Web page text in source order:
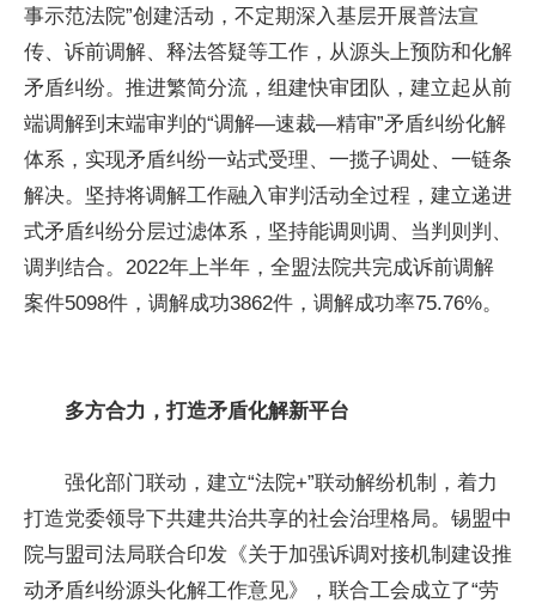
事示范法院”创建活动，不定期深入基层开展普法宣
传、诉前调解、释法答疑等工作，从源头上预防和化解
矛盾纠纷。推进繁简分流，组建快审团队，建立起从前
端调解到末端审判的“调解—速裁—精审”矛盾纠纷化解
体系，实现矛盾纠纷一站式受理、一揽子调处、一链条
解决。坚持将调解工作融入审判活动全过程，建立递进
式矛盾纠纷分层过滤体系，坚持能调则调、当判则判、
调判结合。2022年上半年，全盟法院共完成诉前调解
案件5098件，调解成功3862件，调解成功率75.76%。
多方合力，打造矛盾化解新平台
强化部门联动，建立“法院+”联动解纷机制，着力
打造党委领导下共建共治共享的社会治理格局。锡盟中
院与盟司法局联合印发《关于加强诉调对接机制建设推
动矛盾纠纷源头化解工作意见》，联合工会成立了“劳